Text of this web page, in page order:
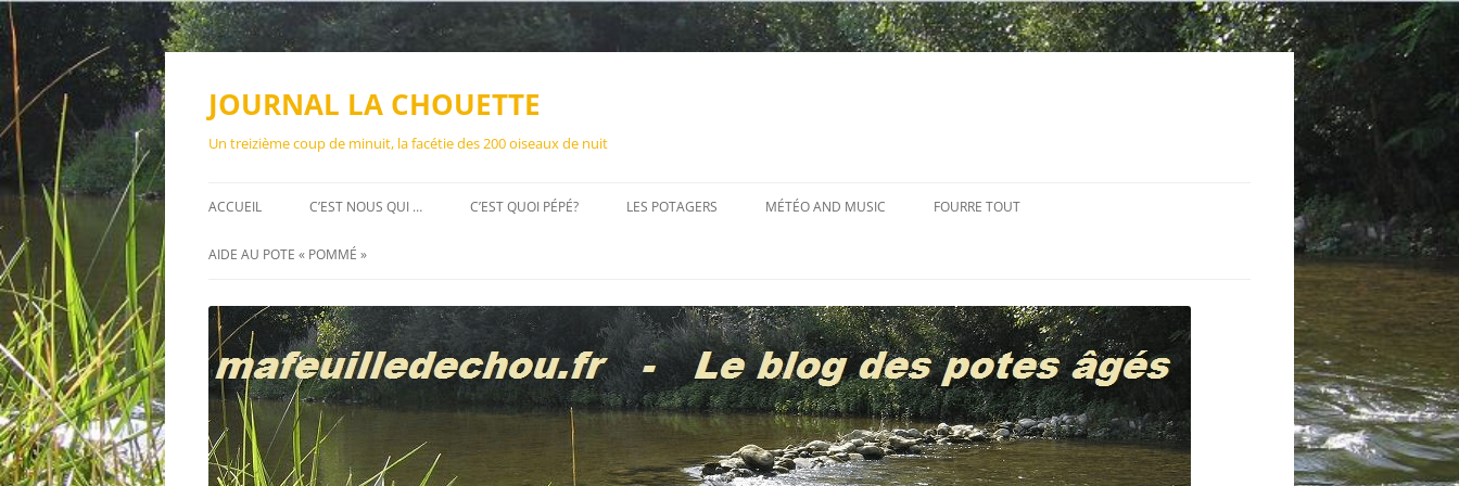
Aller
JOURNAL LA CHOUETTE
Un treizième coup de minuit, la facétie des 200 oiseaux de nuit
ACCUEIL C’EST NOUS QUI … C’EST QUOI PÉPÉ? LES POTAGERS MÉTÉO AND MUSIC FOURRE TOUT
AIDE AU POTE « POMMÉ »